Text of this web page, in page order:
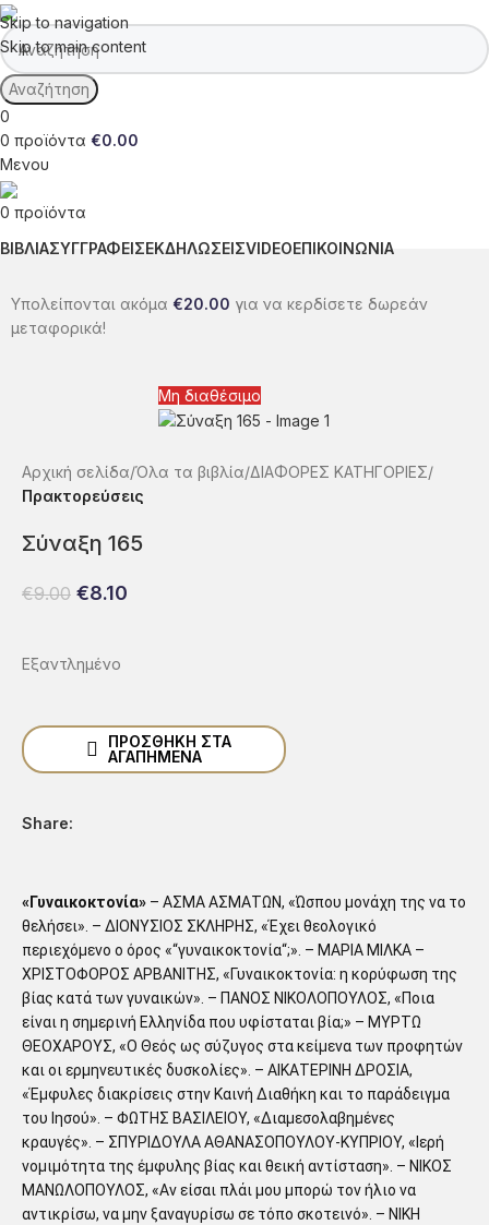
Skip to navigation
Skip to main content
Αναζήτηση
0
0 προϊόντα €0.00
Μενου
0 προϊόντα
ΒΙΒΛΙΑΣΥΓΓΡΑΦΕΙΣΕΚΔΗΛΩΣΕΙΣVIDEOΕΠΙΚΟΙΝΩΝΙΑ
Υπολείπονται ακόμα €20.00 για να κερδίσετε δωρεάν
μεταφορικά!
Μη διαθέσιμο
Αρχική σελίδα Όλα τα βιβλία ΔΙΑΦΟΡΕΣ ΚΑΤΗΓΟΡΙΕΣ
Πρακτoρεύσεις
Σύναξη 165
€9.00 €8.10
Εξαντλημένο
ΠΡΟΣΘΉΚΗ ΣΤΑ
ΑΓΑΠΗΜΈΝΑ
Share:
«Γυναικοκτονία» – ΑΣΜΑ ΑΣΜΑΤΩΝ, «Ώσπου μονάχη της να το
θελήσει». – ΔΙΟΝΥΣΙΟΣ ΣΚΛΗΡΗΣ, «Έχει θεολογικό
περιεχόμενο ο όρος «“γυναικοκτονία“;». – ΜΑΡΙΑ ΜΙΛΚΑ –
ΧΡΙΣΤΟΦΟΡΟΣ ΑΡΒΑΝΙΤΗΣ, «Γυναικοκτονία: η κορύφωση της
βίας κατά των γυναικών». – ΠΑΝΟΣ ΝΙΚΟΛΟΠΟΥΛΟΣ, «Ποια
είναι η σημερινή Ελληνίδα που υφίσταται βία;» – ΜΥΡΤΩ
ΘΕΟΧΑΡΟΥΣ, «Ο Θεός ως σύζυγος στα κείμενα των προφητών
και οι ερμηνευτικές δυσκολίες». – ΑΙΚΑΤΕΡΙΝΗ ΔΡΟΣΙΑ,
«Έμφυλες διακρίσεις στην Καινή Διαθήκη και το παράδειγμα
του Ιησού». – ΦΩΤΗΣ ΒΑΣΙΛΕΙΟΥ, «Διαμεσολαβημένες
κραυγές». – ΣΠΥΡΙΔΟΥΛΑ ΑΘΑΝΑΣΟΠΟΥΛΟΥ-ΚΥΠΡΙΟΥ, «Ιερή
νομιμότητα της έμφυλης βίας και θεική αντίσταση». – ΝΙΚΟΣ
ΜΑΝΩΛΟΠΟΥΛΟΣ, «Αν είσαι πλάι μου μπορώ τον ήλιο να
αντικρίσω, να μην ξαναγυρίσω σε τόπο σκοτεινό». – ΝΙΚΗ